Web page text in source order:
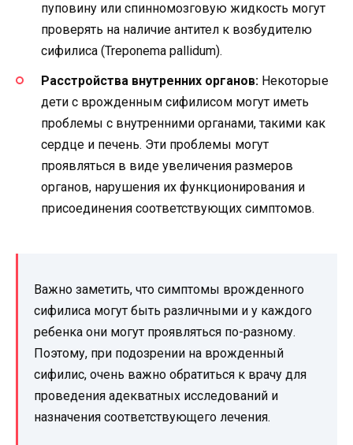
пуповину или спинномозговую жидкость могут
проверять на наличие антител к возбудителю
сифилиса (Treponema pallidum).
Расстройства внутренних органов: Некоторые
дети с врожденным сифилисом могут иметь
проблемы с внутренними органами, такими как
сердце и печень. Эти проблемы могут
проявляться в виде увеличения размеров
органов, нарушения их функционирования и
присоединения соответствующих симптомов.
Важно заметить, что симптомы врожденного
сифилиса могут быть различными и у каждого
ребенка они могут проявляться по-разному.
Поэтому, при подозрении на врожденный
сифилис, очень важно обратиться к врачу для
проведения адекватных исследований и
назначения соответствующего лечения.